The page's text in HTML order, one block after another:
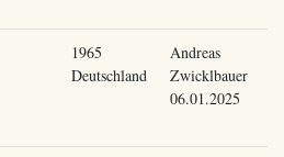
1965
Deutschland
Andreas
Zwicklbauer
06.01.2025